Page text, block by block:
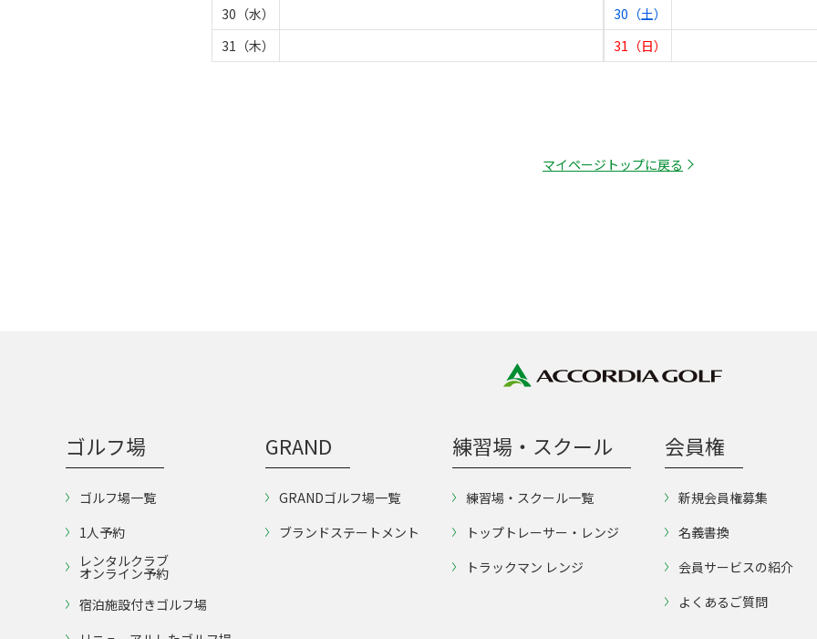
30（水）
31（木）
30（土）
31（日）
マイページトップに戻る
ゴルフ場
ゴルフ場一覧
1人予約
レンタルクラブ
オンライン予約
宿泊施設付きゴルフ場
GRAND
GRANDゴルフ場一覧
ブランドステートメント
練習場・スクール
練習場・スクール一覧
トップトレーサー・レンジ
トラックマン レンジ
会員権
新規会員権募集
名義書換
会員サービスの紹介
よくあるご質問